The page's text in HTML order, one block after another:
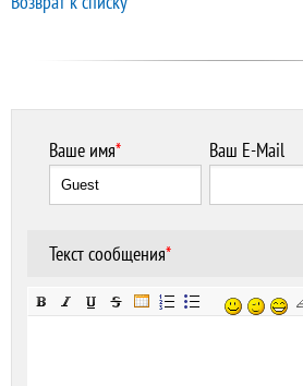
Ваше имя* Ваш E-Mail
Текст сообщения*